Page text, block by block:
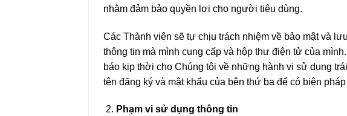
nhằm đảm bảo quyền lợi cho người tiêu dùng.
Các Thành viên sẽ tự chịu trách nhiệm về bảo mật và
thông tin mà mình cung cấp và hộp thư điện tử của
báo kịp thời cho Chúng tôi về những hành vi sử dụng
tên đăng ký và mật khẩu của bên thứ ba để có biện
Phạm vi sử dụng thông tin